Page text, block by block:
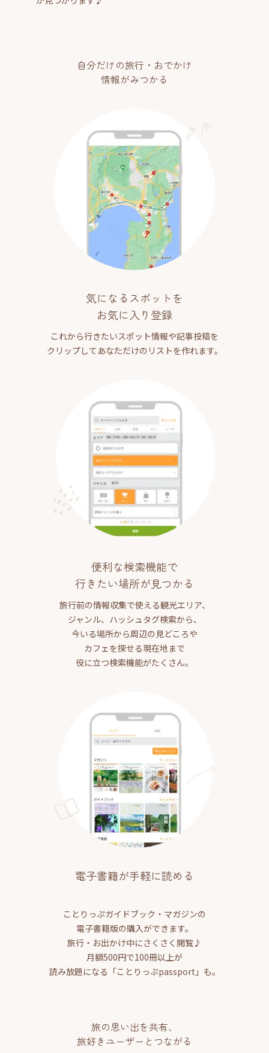
自分だけの旅行・おでかけ
情報がみつかる
気になるスポットを
お気に入り登録
これから行きたいスポット情報や記事投稿を
クリップしてあなただけのリストを作れます。
便利な検索機能で
行きたい場所が見つかる
旅行前の情報収集で使える観光エリア、
ジャンル、ハッシュタグ検索から、
今いる場所から周辺の見どころや
カフェを探せる現在地まで
役に立つ検索機能がたくさん。
電子書籍が手軽に読める
ことりっぷガイドブック・マガジンの
電子書籍版の購入ができます。
旅行・お出かけ中にさくさく閲覧♪
月額500円で100冊以上が
読み放題になる「ことりっぷpassport」も。
旅の思い出を共有、
旅好きユーザーとつながる